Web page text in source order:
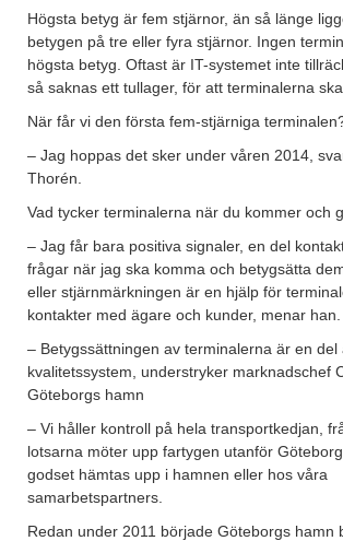
Högsta betyg är fem stjärnor, än så länge
betygen på tre eller fyra stjärnor. Ingen
högsta betyg. Oftast är IT-systemet inte
så saknas ett tullager, för att terminalerna
När får vi den första fem-stjärniga
– Jag hoppas det sker under våren 2014,
Thorén.
Vad tycker terminalerna när du kommer och
– Jag får bara positiva signaler, en del
frågar när jag ska komma och betygsätta
eller stjärnmärkningen är en hjälp för
kontakter med ägare och kunder, menar han.
– Betygssättningen av terminalerna är en del
kvalitetssystem, understryker marknadschef
Göteborgs hamn
– Vi håller kontroll på hela transportkedjan,
lotsarna möter upp fartygen utanför
godset hämtas upp i hamnen eller hos våra
samarbetspartners.
Redan under 2011 började Göteborgs hamn